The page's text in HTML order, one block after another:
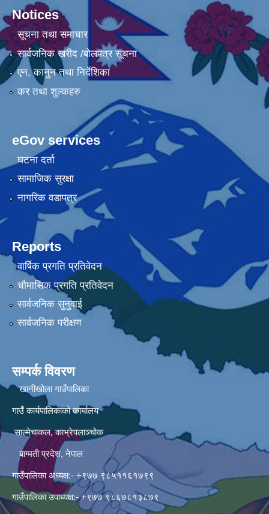
Notices
सूचना तथा समाचार
सार्वजनिक खरीद /बोलपत्र सूचना
एन, कानुन तथा निर्देशिका
कर तथा शुल्कहरु
eGov services
घटना दर्ता
सामाजिक सुरक्षा
नागरिक वडापत्र
Reports
वार्षिक प्रगति प्रतिवेदन
चौमासिक प्रगति प्रतिवेदन
सार्वजनिक सुनुवाई
सार्वजनिक परीक्षण
सम्पर्क विवरण
खानीखोला गाउँपालिका
गाउँ कार्यपालिकाको कार्यालय
साल्मेचाकल, काभ्रेपलाञ्चोक
बाग्मती प्रदेश, नेपाल
गाउँपालिका अध्यक्ष:- +९७७ ९८५११६१७९९
गाउँपालिका उपाध्यक्ष:- +९७७ ९८६७८१३८७९